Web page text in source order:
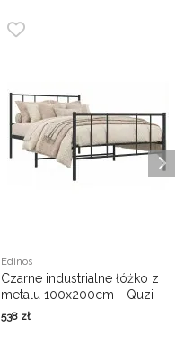
Edinos
Czarne industrialne łóżko z
metalu 100x200cm - Quzi
538 zł